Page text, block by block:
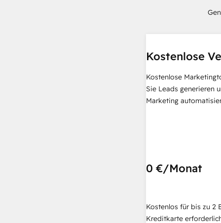
Kostenlose
Kostenlose
Sie Leads generieren
Marketing
0 €/Monat
Kostenlos für bis zu 2
Kreditkarte